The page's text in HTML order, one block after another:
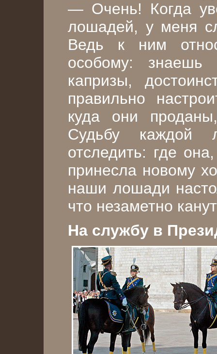
— Очень! Когда
лошадей, у меня
Ведь к ним
особому: знаешь
капризы,
правильно
куда они
Судьбу каждой
отследить: где
принесла новому
наши лошади
что незаметно
На службу в